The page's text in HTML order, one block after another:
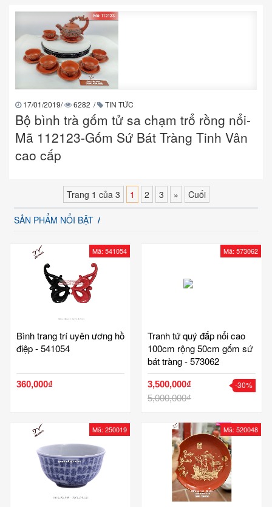
17/01/2019/ 6282 / TIN TỨC
Bộ bình trà gốm tử sa chạm trổ rồng nổi-
Mã 112123-Gốm Sứ Bát Tràng Tinh Vân
cao cấp
Trang 1 của 3 1 2 3 » Cuối
SẢN PHẨM NỔI BẬT
Mã: 541054
Bình trang trí uyên ương hồ
điệp - 541054
360,000₫
Mã: 573062
Tranh tứ quý đắp nổi cao
100cm rộng 50cm gốm sứ
bát tràng - 573062
3,500,000₫
5,000,000₫
-30%
Mã: 250019 Mã: 520048